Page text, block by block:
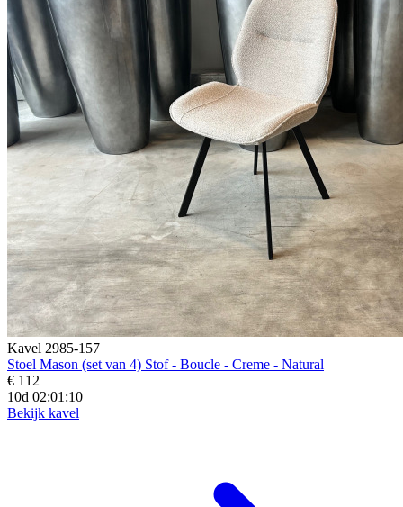
Kavel 2985-157
Stoel Mason (set van 4) Stof - Boucle - Creme - Natural
€ 112
10d 02:01:08
Bekijk kavel